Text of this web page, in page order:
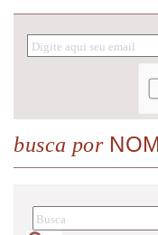
busca por